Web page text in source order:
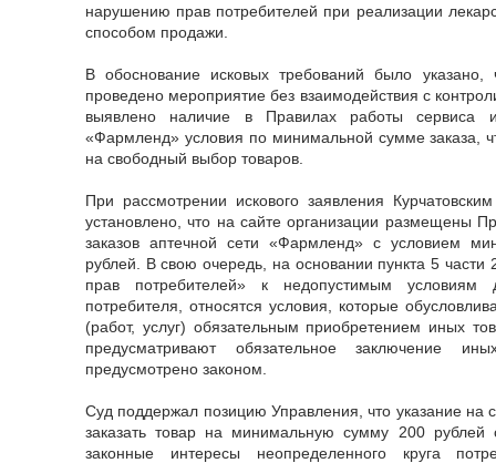
нарушению прав потребителей при реализации
способом продажи.
В обоснование исковых требований было
проведено мероприятие без взаимодействия с
выявлено наличие в Правилах работы сервиса
«Фармленд» условия по минимальной сумме заказа,
на свободный выбор товаров.
При рассмотрении искового заявления
установлено, что на сайте организации размещены
заказов аптечной сети «Фармленд» с условием
рублей. В свою очередь, на основании пункта 5
прав потребителей» к недопустимым
потребителя, относятся условия, которые
(работ, услуг) обязательным приобретением иных
предусматривают обязательное заключение
предусмотрено законом.
Суд поддержал позицию Управления, что указание на
заказать товар на минимальную сумму 200
законные интересы неопределенного круга